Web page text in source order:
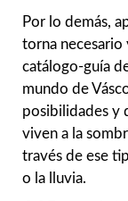
Por lo demás,
torna necesario
catálogo-guía
mundo de
posibilidades y
viven a la
través de ese
o la